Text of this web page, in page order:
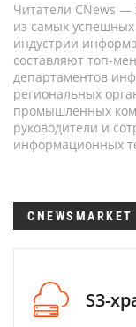
Читатели CNews —
из самых успешных
индустрии
составляют топ-
департаментов
региональных
промышленных
руководители и
информационных
CNEWSMARKET
S3-